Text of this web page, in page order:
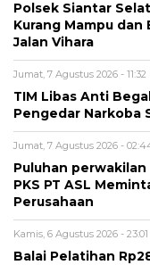
Polsek Siantar
Kurang Mampu
Jalan Vihara
Jumat, 7 Agustus 2026 - 11:32
TIM Libas Anti
Pengedar Narkoba
Jumat, 7 Agustus 2026 -
Puluhan perwakilan
PKS PT ASL
Perusahaan
Kamis, 6 Agustus 2026 - 23:01
Balai Pelatihan